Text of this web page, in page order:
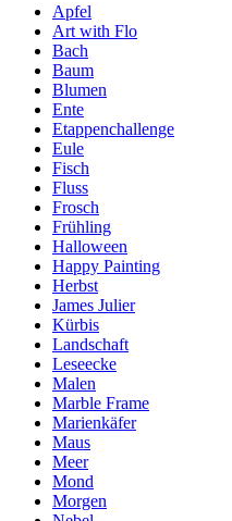
Apfel
Art with Flo
Bach
Baum
Blumen
Ente
Etappenchallenge
Eule
Fisch
Fluss
Frosch
Frühling
Halloween
Happy Painting
Herbst
James Julier
Kürbis
Landschaft
Leseecke
Malen
Marble Frame
Marienkäfer
Maus
Meer
Mond
Morgen